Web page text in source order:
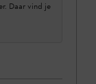
Daar vind je